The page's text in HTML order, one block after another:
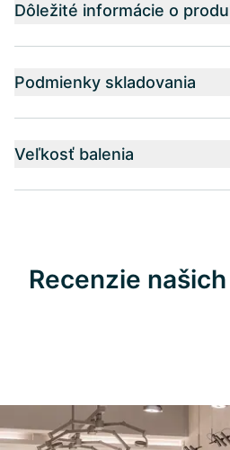
Dôležité informácie o
Podmienky skladovania
Veľkosť balenia
Recenzie